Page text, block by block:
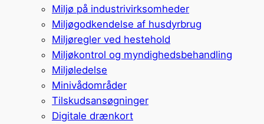
Miljø på industrivirksomheder
Miljøgodkendelse af husdyrbrug
Miljøregler ved hestehold
Miljøkontrol og myndighedsbehandling
Miljøledelse
Minivådområder
Tilskudsansøgninger
Digitale drænkort